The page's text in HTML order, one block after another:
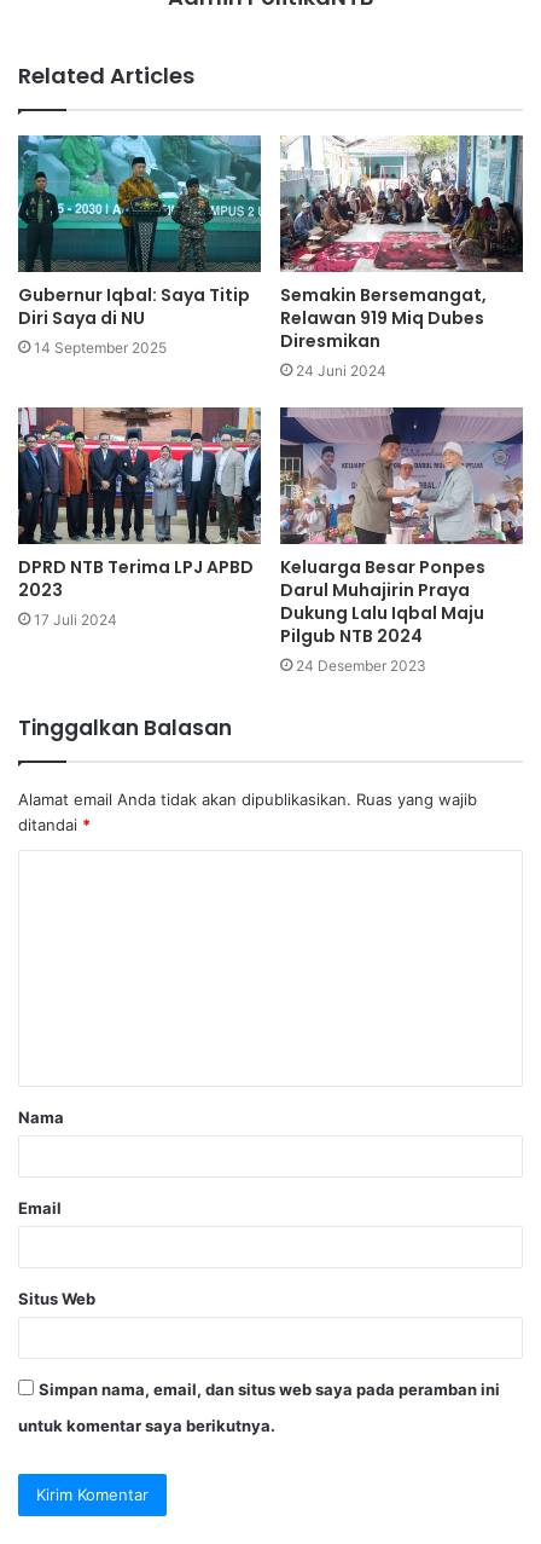
Related Articles
Gubernur Iqbal: Saya Titip
Diri Saya di NU
14 September 2025
Semakin Bersemangat,
Relawan 919 Miq Dubes
Diresmikan
24 Juni 2024
DPRD NTB Terima LPJ APBD
2023
17 Juli 2024
Keluarga Besar Ponpes
Darul Muhajirin Praya
Dukung Lalu Iqbal Maju
Pilgub NTB 2024
24 Desember 2023
Tinggalkan Balasan
Alamat email Anda tidak akan dipublikasikan. Ruas yang wajib
ditandai *
Nama
Email
Situs Web
Simpan nama, email, dan situs web saya pada peramban ini
untuk komentar saya berikutnya.